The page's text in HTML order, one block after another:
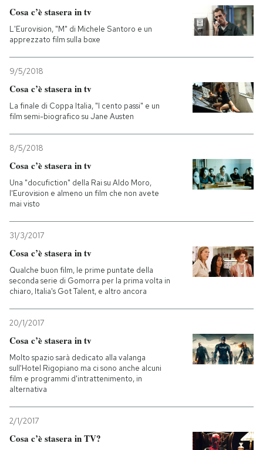
Cosa c’è stasera in tv
L'Eurovision, "M" di Michele Santoro e un
apprezzato film sulla boxe
9/5/2018
Cosa c’è stasera in tv
La finale di Coppa Italia, "I cento passi" e un
film semi-biografico su Jane Austen
8/5/2018
Cosa c’è stasera in tv
Una "docufiction" della Rai su Aldo Moro,
l'Eurovision e almeno un film che non avete
mai visto
31/3/2017
Cosa c’è stasera in tv
Qualche buon film, le prime puntate della
seconda serie di Gomorra per la prima volta in
chiaro, Italia's Got Talent, e altro ancora
20/1/2017
Cosa c’è stasera in tv
Molto spazio sarà dedicato alla valanga
sull'Hotel Rigopiano ma ci sono anche alcuni
film e programmi d'intrattenimento, in
alternativa
2/1/2017
Cosa c’è stasera in TV?